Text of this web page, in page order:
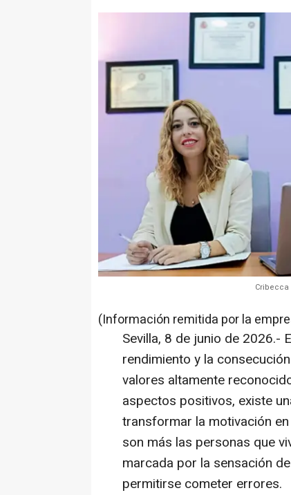
(Información remitida por la
Sevilla, 8 de junio de 2026.-
rendimiento y la
valores altamente
aspectos positivos, existe
transformar la motivación
son más las personas que
marcada por la sensación
permitirse cometer errores.